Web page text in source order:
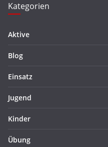
Kategorien
Aktive
Blog
Einsatz
Jugend
Kinder
Übung